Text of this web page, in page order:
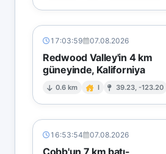
17:03:59 07.08.2026
Redwood Valley'in 4 km
güneyinde, Kaliforniya
0.6 km I 39.23, -123.20
16:53:54 07.08.2026
Cobb'un 7 km batı-